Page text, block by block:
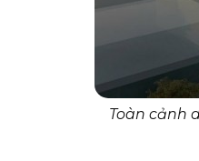
Toàn cảnh